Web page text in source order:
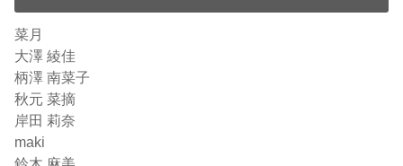
菜月
大澤 綾佳
柄澤 南菜子
秋元 菜摘
岸田 莉奈
maki